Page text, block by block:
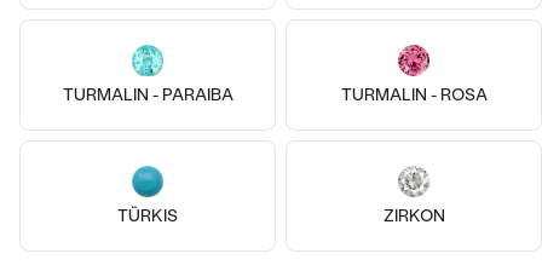
TURMALIN - PARAIBA TURMALIN - ROSA
TÜRKIS ZIRKON
14 Karat Gelbgold, Lab Grown
14k 14k 14k
14 Karat Roségold, Mondstein